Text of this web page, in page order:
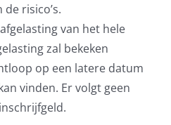
risico’s.
van het hele
zal bekeken
op een latere datum
vinden. Er volgt geen